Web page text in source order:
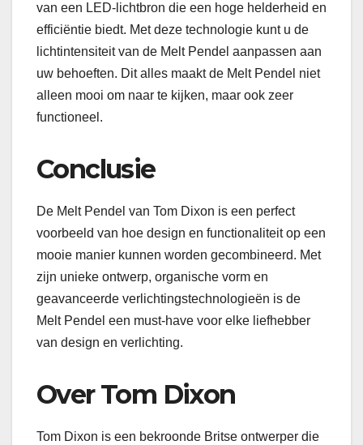
van een LED-lichtbron die een hoge helderheid en
efficiëntie biedt. Met deze technologie kunt u de
lichtintensiteit van de Melt Pendel aanpassen aan
uw behoeften. Dit alles maakt de Melt Pendel niet
alleen mooi om naar te kijken, maar ook zeer
functioneel.
Conclusie
De Melt Pendel van Tom Dixon is een perfect
voorbeeld van hoe design en functionaliteit op een
mooie manier kunnen worden gecombineerd. Met
zijn unieke ontwerp, organische vorm en
geavanceerde verlichtingstechnologieën is de
Melt Pendel een must-have voor elke liefhebber
van design en verlichting.
Over Tom Dixon
Tom Dixon is een bekroonde Britse ontwerper die